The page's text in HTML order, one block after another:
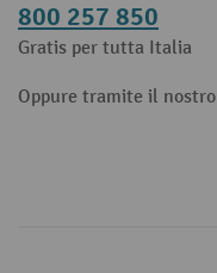
800 257 850
Gratis per tutta Italia
Oppure tramite il nostro